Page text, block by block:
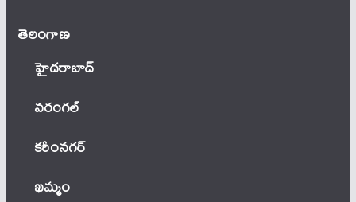
తెలంగాణ‌
హైదరాబాద్
వ‌రంగ‌ల్
కరీంనగర్
ఖ‌మ్మం